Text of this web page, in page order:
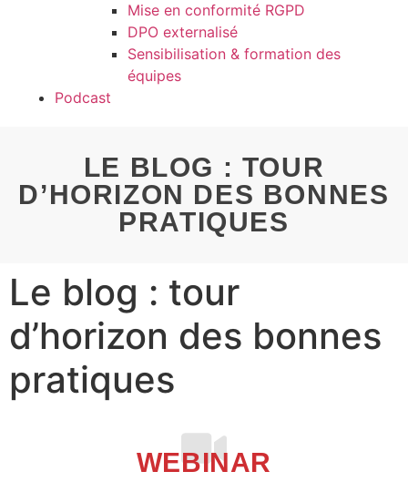
Mise en conformité RGPD
DPO externalisé
Sensibilisation & formation des
équipes
Podcast
LE BLOG : TOUR
D’HORIZON DES BONNES
PRATIQUES
Le blog : tour
d’horizon des bonnes
pratiques
WEBINAR